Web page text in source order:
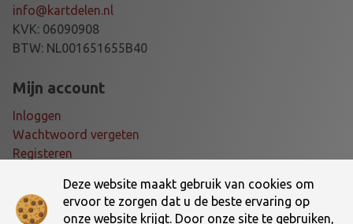
Deze website maakt gebruik van cookies om
ervoor te zorgen dat u de beste ervaring op
onze website krijgt. Door onze site te gebruiken,
n
t
a
info@kartdelen.nl
KVK: 06090908
BTW: NL001651655B40
Mijn account
Inloggen
Wachtwoord vergeten
Registeren
Voorwaarden
Algemene voorwaarden